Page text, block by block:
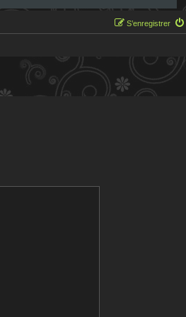
S’enregistrer